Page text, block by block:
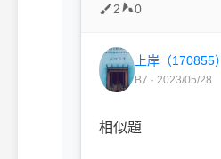
2 0
上岸（170855）
B7 · 2023/05/28
相似題